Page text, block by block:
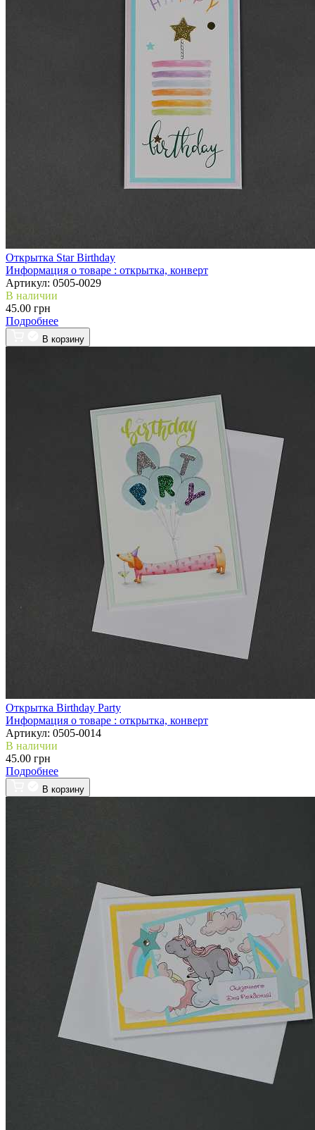
Открытка Star Birthday
Информация о товаре : открытка, конверт
Артикул: 0505-0029
В наличии
45.00 грн
Подробнее
В корзину
Открытка Birthday Party
Информация о товаре : открытка, конверт
Артикул: 0505-0014
В наличии
45.00 грн
Подробнее
В корзину